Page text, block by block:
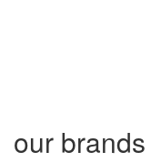
our brands